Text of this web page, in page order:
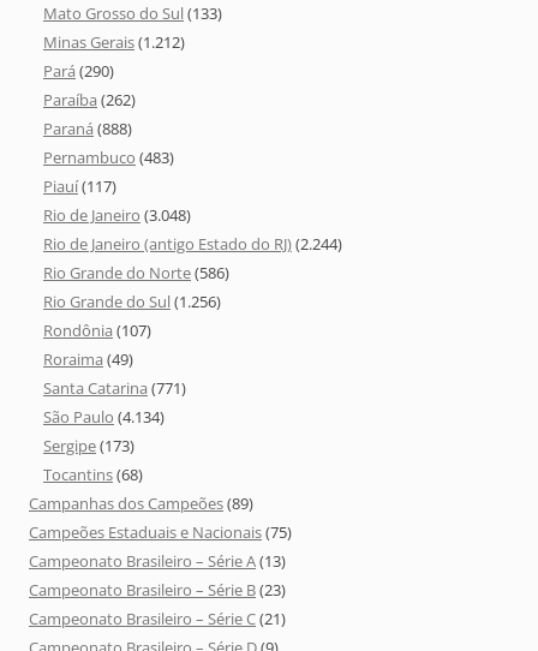
Mato Grosso do Sul(133)
Minas Gerais(1.212)
Pará (290)
Paraíba (262)
Paraná (888)
Pernambuco (483)
Piauí(117)
Rio de Janeiro (3.048)
Rio de Janeiro (antigo Estado do RJ)(2.244)
Rio Grande do Norte(586)
Rio Grande do Sul(1.256)
Rondônia (107)
Roraima (49)
Santa Catarina (771)
São Paulo (4.134)
Sergipe(173)
Tocantins(68)
Campanhas dos Campeões(89)
Campeões Estaduais e Nacionais(75)
Campeonato Brasileiro – Série A(13)
Campeonato Brasileiro – Série B(23)
Campeonato Brasileiro – Série C(21)